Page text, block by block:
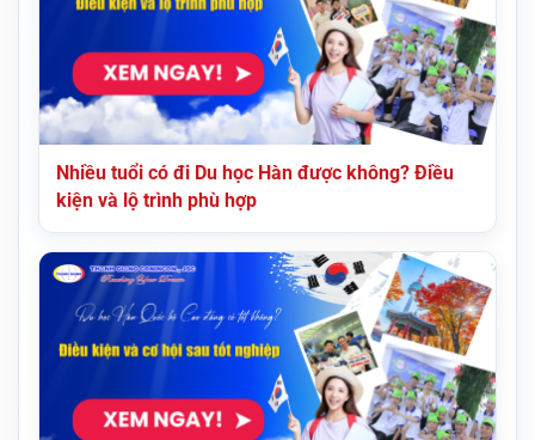
Nhiều tuổi có đi Du học Hàn được không? Điều
kiện và lộ trình phù hợp